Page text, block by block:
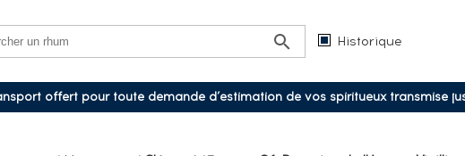
Historique
offert pour toute demande d’estimation de vos spiritueux transmise